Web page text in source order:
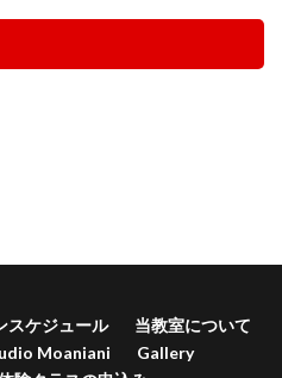
スケジュール
当教室について
Moaniani
Gallery